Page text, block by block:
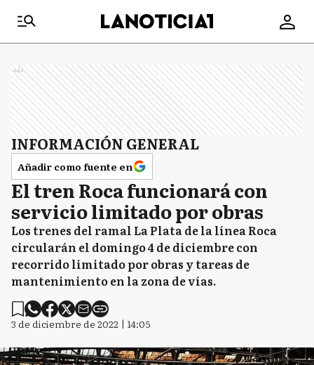
Ads
INFORMACIÓN GENERAL
Añadir como fuente en
El tren Roca funcionará con
servicio limitado por obras
Los trenes del ramal La Plata de la línea Roca
circularán el domingo 4 de diciembre con
recorrido limitado por obras y tareas de
mantenimiento en la zona de vías.
3 de diciembre de 2022 | 14:05